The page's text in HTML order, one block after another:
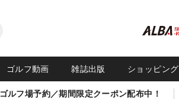
ゴルフ動画 雑誌出版 ショッピング
ゴルフ場予約／期間限定クーポン配布中！